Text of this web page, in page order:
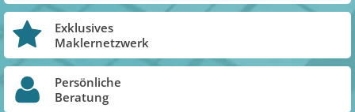
Exklusives
Maklernetzwerk
Persönliche
Beratung